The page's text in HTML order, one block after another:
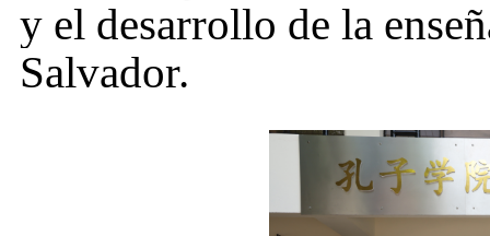
y el desarrollo de la
Salvador.